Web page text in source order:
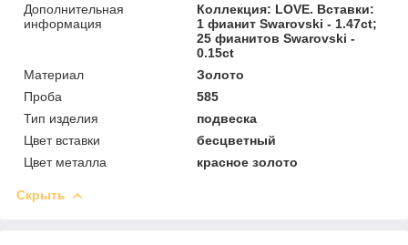
Дополнительная
информация
Коллекция: LOVE. Вставки:
1 фианит Swarovski - 1.47ct;
25 фианитов Swarovski -
0.15ct
Материал
Золото
Проба
585
Тип изделия
подвеска
Цвет вставки
бесцветный
Цвет металла
красное золото
Скрыть